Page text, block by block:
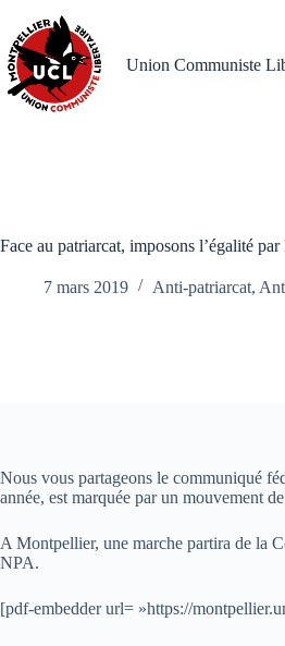
contenu
Union Communiste
Face au patriarcat, imposons l’égalité
7 mars 2019 Anti-patriarcat,
Nous vous partageons le communiqué
année, est marquée par un mouvement
A Montpellier, une marche partira de la
NPA.
[pdf-embedder url= »https://